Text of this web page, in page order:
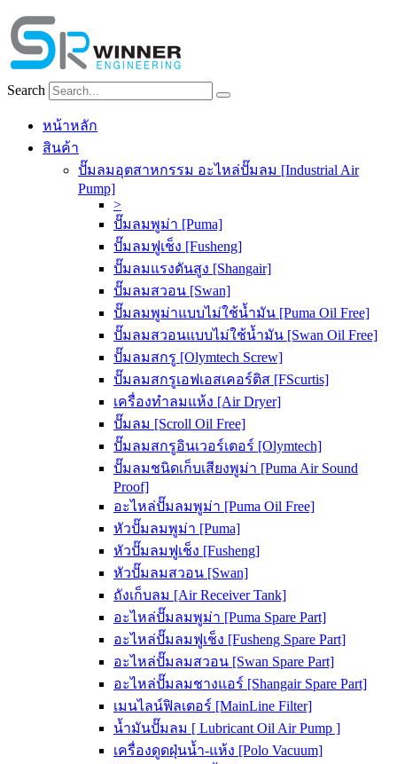
Skip
to
content
Search
หน้าหลัก
สินค้า
ปั๊มลมอุตสาหกรรม อะไหล่ปั๊มลม [Industrial Air
Pump]
>
ปั๊มลมพูม่า [Puma]
ปั๊มลมฟูเช็ง [Fusheng]
ปั๊มลมแรงดันสูง [Shangair]
ปั๊มลมสวอน [Swan]
ปั๊มลมพูม่าแบบไม่ใช้น้ำมัน [Puma Oil Free]
ปั๊มลมสวอนแบบไม่ใช้น้ำมัน [Swan Oil Free]
ปั๊มลมสกรู [Olymtech Screw]
ปั๊มลมสกรูเอฟเอสเคอร์ติส [FScurtis]
เครื่องทำลมแห้ง [Air Dryer]
ปั๊มลม [Scroll Oil Free]
ปั๊มลมสกรูอินเวอร์เตอร์ [Olymtech]
ปั๊มลมชนิดเก็บเสียงพูม่า [Puma Air Sound
Proof]
อะไหล่ปั๊มลมพูม่า [Puma Oil Free]
หัวปั๊มลมพูม่า [Puma]
หัวปั๊มลมฟูเช็ง [Fusheng]
หัวปั๊มลมสวอน [Swan]
ถังเก็บลม [Air Receiver Tank]
อะไหล่ปั๊มลมพูม่า [Puma Spare Part]
อะไหล่ปั๊มลมฟูเช็ง [Fusheng Spare Part]
อะไหล่ปั๊มลมสวอน [Swan Spare Part]
อะไหล่ปั๊มลมชางแอร์ [Shangair Spare Part]
เมนไลน์ฟิลเตอร์ [MainLine Filter]
น้ำมันปั๊มลม [ Lubricant Oil Air Pump ]
เครื่องดูดฝุ่นน้ำ-แห้ง [Polo Vacuum]